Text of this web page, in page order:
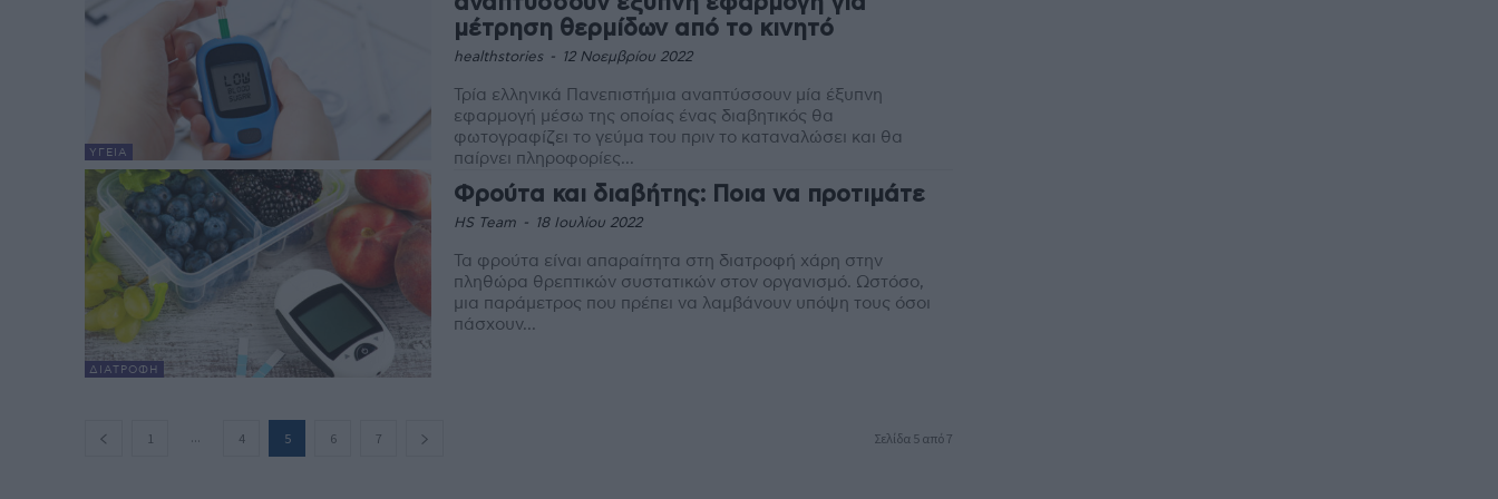
ΥΓΕΊΑ
μέτρηση θερμίδων από το κινητό
healthstories - 12 Νοεμβρίου 2022
Τρία ελληνικά Πανεπιστήμια αναπτύσσουν μία έξυπνη
εφαρμογή μέσω της οποίας ένας διαβητικός θα
φωτογραφίζει το γεύμα του πριν το καταναλώσει και θα
παίρνει πληροφορίες...
ΔΙΑΤΡΟΦΉ
Φρούτα και διαβήτης: Ποια να προτιμάτε
HS Team - 18 Ιουλίου 2022
Τα φρούτα είναι απαραίτητα στη διατροφή χάρη στην
πληθώρα θρεπτικών συστατικών στον οργανισμό. Ωστόσο,
μια παράμετρος που πρέπει να λαμβάνουν υπόψη τους όσοι
πάσχουν...
1 4 5 6 7 Σελίδα 5 από 7